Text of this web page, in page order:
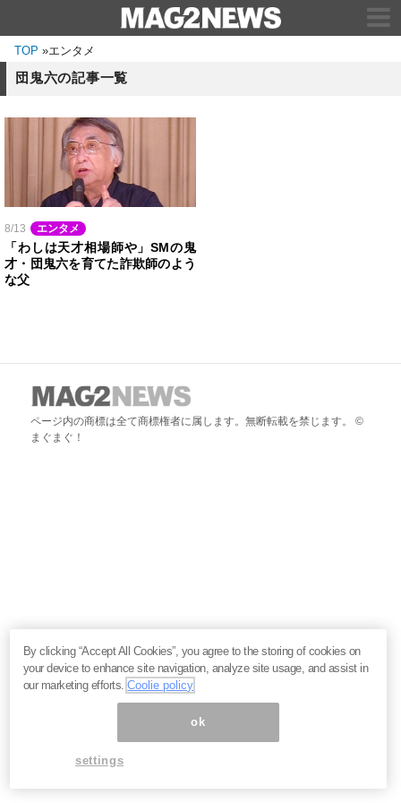
TOP »エンタメ
団鬼六の記事一覧
8/13 エンタメ
「わしは天才相場師や」SMの鬼
才・団鬼六を育てた詐欺師のよう
な父
ページ内の商標は全て商標権者に属します。無断転載を禁じます。 ©
まぐまぐ！
By clicking “Accept All Cookies”, you agree to the storing of cookies on
your device to enhance site navigation, analyze site usage, and assist in
our marketing efforts.Coolie policy
ok
settings